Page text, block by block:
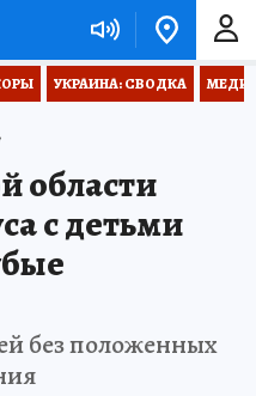
УКРАИНА: СВОДКА
области
с детьми
без положенных